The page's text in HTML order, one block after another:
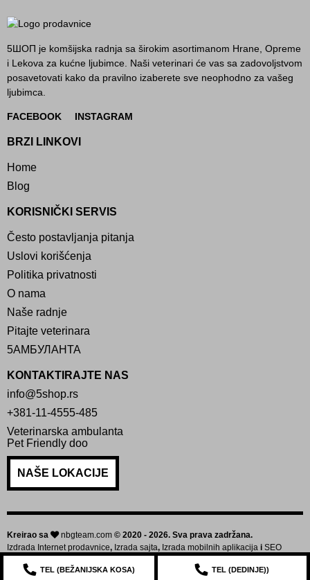
5ШОП je komšijska radnja sa širokim asortimanom Hrane, Opreme
i Lekova za kućne ljubimce. Naši veterinari će vas sa zadovoljstvom
posavetovati kako da pravilno izaberete sve neophodno za vašeg
ljubimca.
FACEBOOK INSTAGRAM
BRZI LINKOVI
Home
Blog
KORISNIČKI SERVIS
Često postavljanja pitanja
Uslovi korišćenja
Politika privatnosti
O nama
Naše radnje
Pitajte veterinara
5АМБУЛАНТА
KONTAKTIRAJTE NAS
info@5shop.rs
+381-11-4555-485
Veterinarska ambulanta
Pet Friendly doo
NAŠE LOKACIJE
Kreirao sa nbgteam.com © 2020 - 2026. Sva prava zadržana.
Izdrada Internet prodavnice, Izrada sajta, Izrada mobilnih aplikacija i SEO
TEL (BEŽANIJSKA KOSA) TEL (DEDINJE))